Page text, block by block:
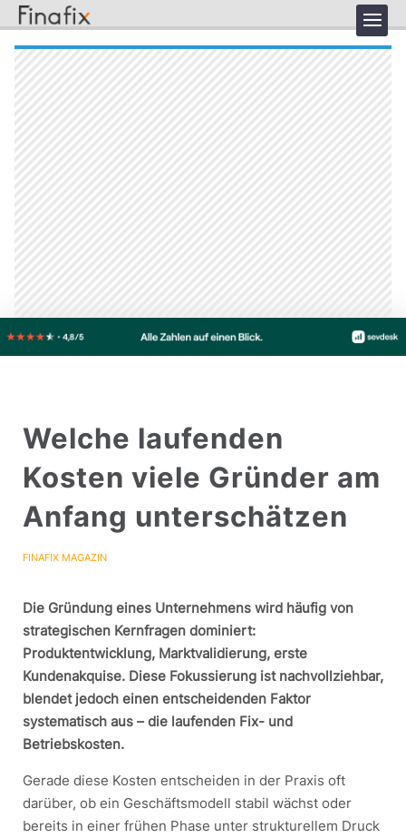
Welche laufenden
Kosten viele Gründer am
Anfang unterschätzen
FINAFIX MAGAZIN
Die Gründung eines Unternehmens wird häufig von
strategischen Kernfragen dominiert:
Produktentwicklung, Marktvalidierung, erste
Kundenakquise. Diese Fokussierung ist nachvollziehbar,
blendet jedoch einen entscheidenden Faktor
systematisch aus – die laufenden Fix- und
Betriebskosten.
Gerade diese Kosten entscheiden in der Praxis oft
darüber, ob ein Geschäftsmodell stabil wächst oder
bereits in einer frühen Phase unter strukturellem Druck